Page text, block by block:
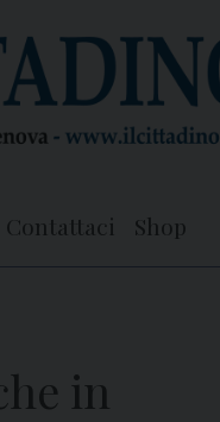
Contattaci Shop
in